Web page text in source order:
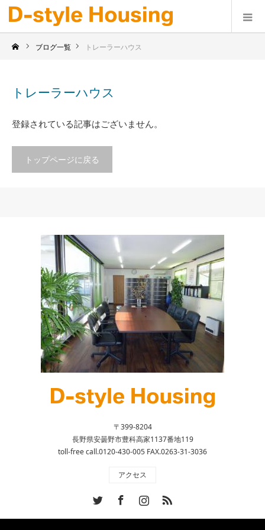
ブログ一覧 トレーラーハウス
トレーラーハウス
登録されている記事はございません。
トップページに戻る
〒399-8204
長野県安曇野市豊科高家1137番地119
toll-free call.0120-430-005 FAX.0263-31-3036
アクセス
InstagramRSS